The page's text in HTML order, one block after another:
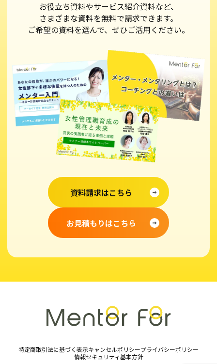
お役立ち資料やサービス紹介資料など、
さまざまな資料を無料で請求できます。
ご希望の資料を選んで、ぜひご活用ください。
資料請求はこちら
お見積もりはこちら
特定商取引法に基づく表示キャンセルポリシープライバシーポリシー
情報セキュリティ基本方針